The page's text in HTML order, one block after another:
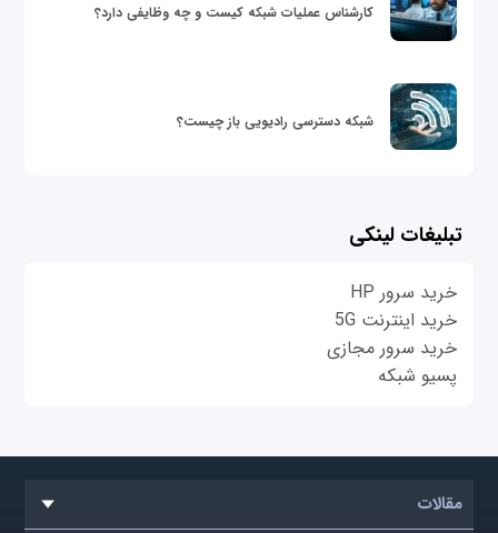
کارشناس عملیات شبکه کیست و چه وظایفی دارد؟
شبکه دسترسی رادیویی باز چیست؟
تبلیغات لینکی
خرید سرور HP
خرید اینترنت 5G
خرید سرور مجازی
پسیو شبکه
مقالات